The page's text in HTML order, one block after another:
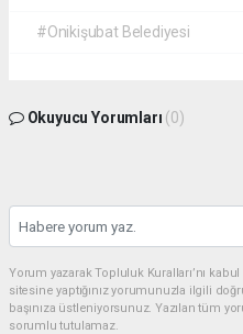
#Onikişubat Belediyesi
Okuyucu Yorumları (0)
Yorum yazarak Topluluk Kuralları’nı
sitesine yaptığınız yorumunuzla ilgili
başınıza üstleniyorsunuz. Yazılan tüm
sorumlu tutulamaz.